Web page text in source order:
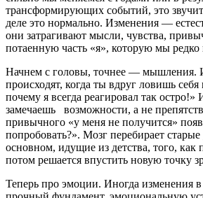
трансформирующих событий, это
деле это нормально. Изменения —
они затрагивают мысли, чувства,
потаенную часть «я», которую мы редко
Начнем с головы, точнее — мышления.
происходят, когда ты вдруг ловишь
почему я всегда реагировал так остро!»
замечаешь возможности, а не
привычного «у меня не получится»
попробовать?». Мозг перебирает
основном, идущие из детства, того, как
потом решается впустить новую точку
Теперь про эмоции. Иногда изменения